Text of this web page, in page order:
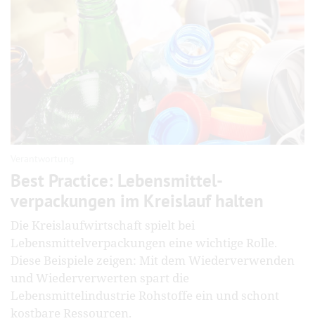
Best Practice: Lebensmittel­
verpackungen im Kreislauf halten
Die Kreislaufwirtschaft spielt bei
Lebensmittelverpackungen eine wichtige Rolle.
Diese Beispiele zeigen: Mit dem Wiederverwenden
und Wiederverwerten spart die
Lebensmittelindustrie Rohstoffe ein und schont
kostbare Ressourcen.